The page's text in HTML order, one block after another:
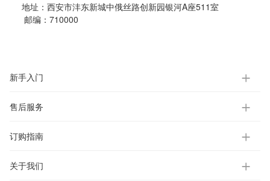
地址：西安市沣东新城中俄丝路创新园银河A座511室
邮编：710000
新手入门
售后服务
订购指南
关于我们